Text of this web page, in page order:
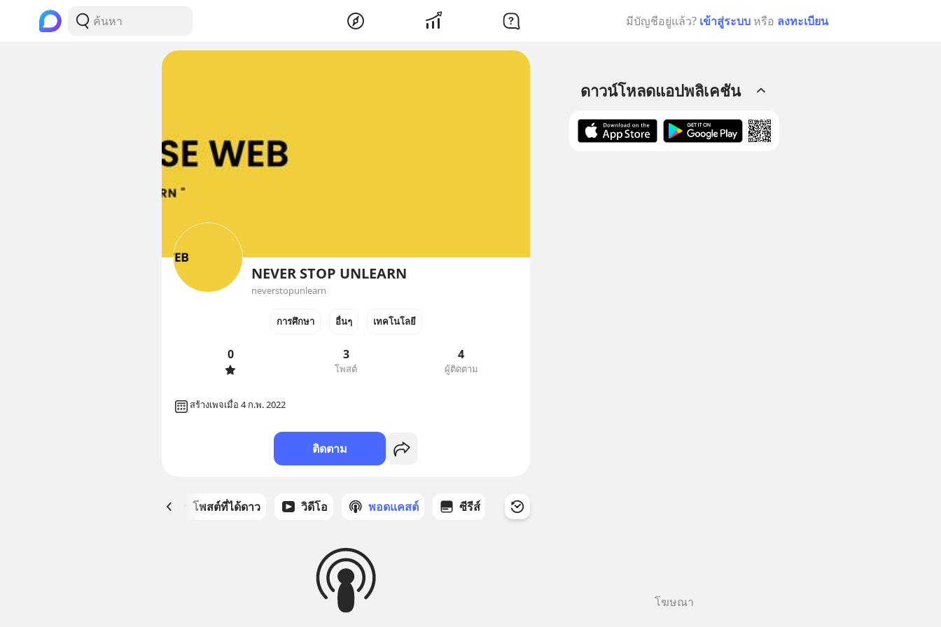
มีบัญชีอยู่แล้ว? เข้าสู่ระบบ หรือ ลงทะเบียน
NEVER STOP UNLEARN
neverstopunlearn
การศึกษา อื่นๆ เทคโนโลยี
0 3
โพสต์
4
ผู้ติดตาม
สร้างเพจเมื่อ 4 ก.พ. 2022
ติดตาม
โพสต์ที่ได้ดาว วิดีโอ พอดแคสต์ ซีรีส์
ดาวน์โหลดแอปพลิเคชัน
โฆษณา